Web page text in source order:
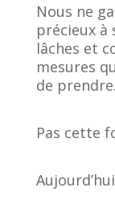
Nous ne
précieux à
lâches et
mesures
de prendre.
Pas cette